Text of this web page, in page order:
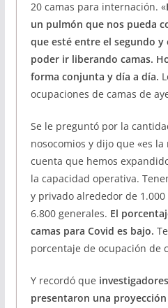
20 camas para internación. «
un pulmón que nos pueda
que esté entre el segundo y
poder ir liberando camas.
forma conjunta y día a día.
ocupaciones de camas de
Se le preguntó por la
nosocomios y dijo que «es
cuenta que hemos
la capacidad operativa.
y privado alrededor de
6.800 generales. El
camas para Covid es bajo.
porcentaje de ocupación de
Y recordó que
presentaron una